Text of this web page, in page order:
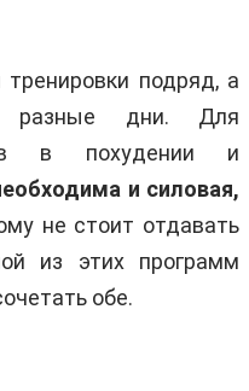
подряд, а
разные дни. Для
в похудении и
и силовая,
не стоит отдавать
из этих программ
обе.